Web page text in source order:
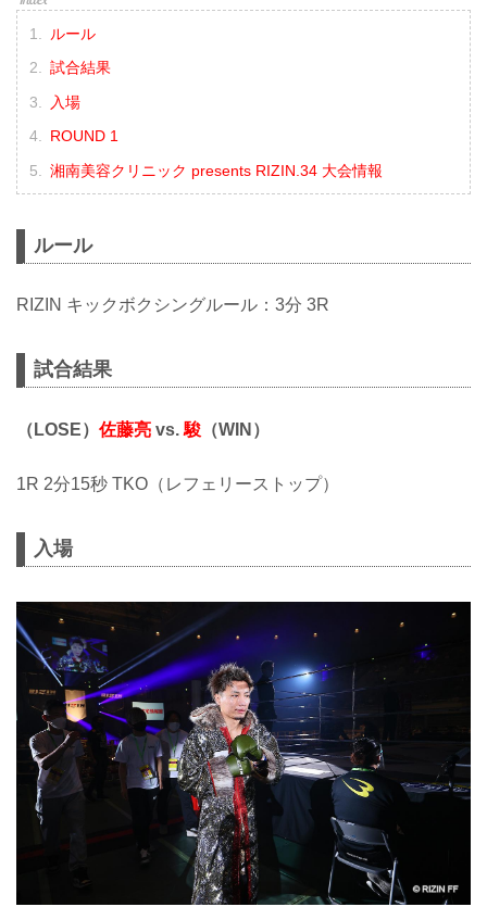
ルール
試合結果
入場
ROUND 1
湘南美容クリニック presents RIZIN.34 大会情報
ルール
RIZIN キックボクシングルール：3分 3R
試合結果
（LOSE） 佐藤亮 vs.駿 （WIN）
1R 2分15秒 TKO（レフェリーストップ）
入場